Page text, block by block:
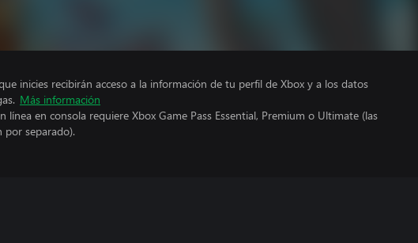
inicies recibirán acceso a la información de tu perfil de Xbox y a los datos
Más información
línea en consola requiere Xbox Game Pass Essential, Premium o Ultimate (las
por separado).